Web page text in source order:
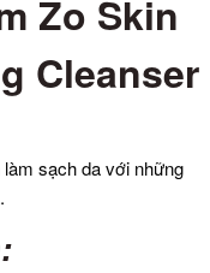
Zo Skin
Cleanser
sạch da với những